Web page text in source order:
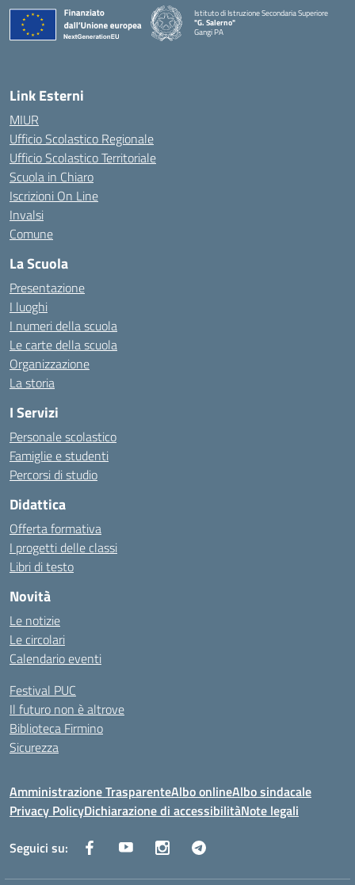
Istituto di Istruzione Secondaria Superiore
"G. Salerno"
Gangi PA
— Visita la pagina iniziale della scuola
Link Esterni
MIUR
Ufficio Scolastico Regionale
Ufficio Scolastico Territoriale
Scuola in Chiaro
Iscrizioni On Line
Invalsi
Comune
La Scuola
Presentazione
I luoghi
I numeri della scuola
Le carte della scuola
Organizzazione
La storia
I Servizi
Personale scolastico
Famiglie e studenti
Percorsi di studio
Didattica
Offerta formativa
I progetti delle classi
Libri di testo
Novità
Le notizie
Le circolari
Calendario eventi
Festival PUC
Il futuro non è altrove
Biblioteca Firmino
Sicurezza
Amministrazione TrasparenteAlbo onlineAlbo sindacale
Privacy PolicyDichiarazione di accessibilitàNote legali
Seguici su: